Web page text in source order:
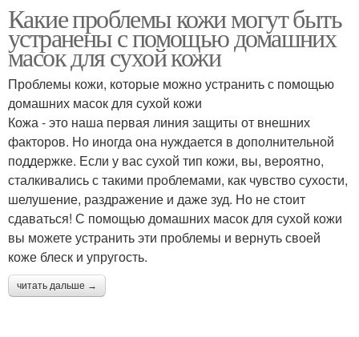
Какие проблемы кожи могут быть
устранены с помощью домашних
масок для сухой кожи
Проблемы кожи, которые можно устранить с помощью
домашних масок для сухой кожи
Кожа - это наша первая линия защиты от внешних
факторов. Но иногда она нуждается в дополнительной
поддержке. Если у вас сухой тип кожи, вы, вероятно,
сталкивались с такими проблемами, как чувство сухости,
шелушение, раздражение и даже зуд. Но не стоит
сдаваться! С помощью домашних масок для сухой кожи
вы можете устранить эти проблемы и вернуть своей
коже блеск и упругость.
читать дальше →